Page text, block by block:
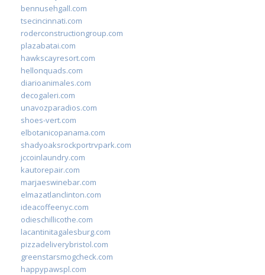
bennusehgall.com
tsecincinnati.com
roderconstructiongroup.com
plazabatai.com
hawkscayresort.com
hellonquads.com
diarioanimales.com
decogaleri.com
unavozparadios.com
shoes-vert.com
elbotanicopanama.com
shadyoaksrockportrvpark.com
jccoinlaundry.com
kautorepair.com
marjaeswinebar.com
elmazatlanclinton.com
ideacoffeenyc.com
odieschillicothe.com
lacantinitagalesburg.com
pizzadeliverybristol.com
greenstarsmogcheck.com
happypawspl.com